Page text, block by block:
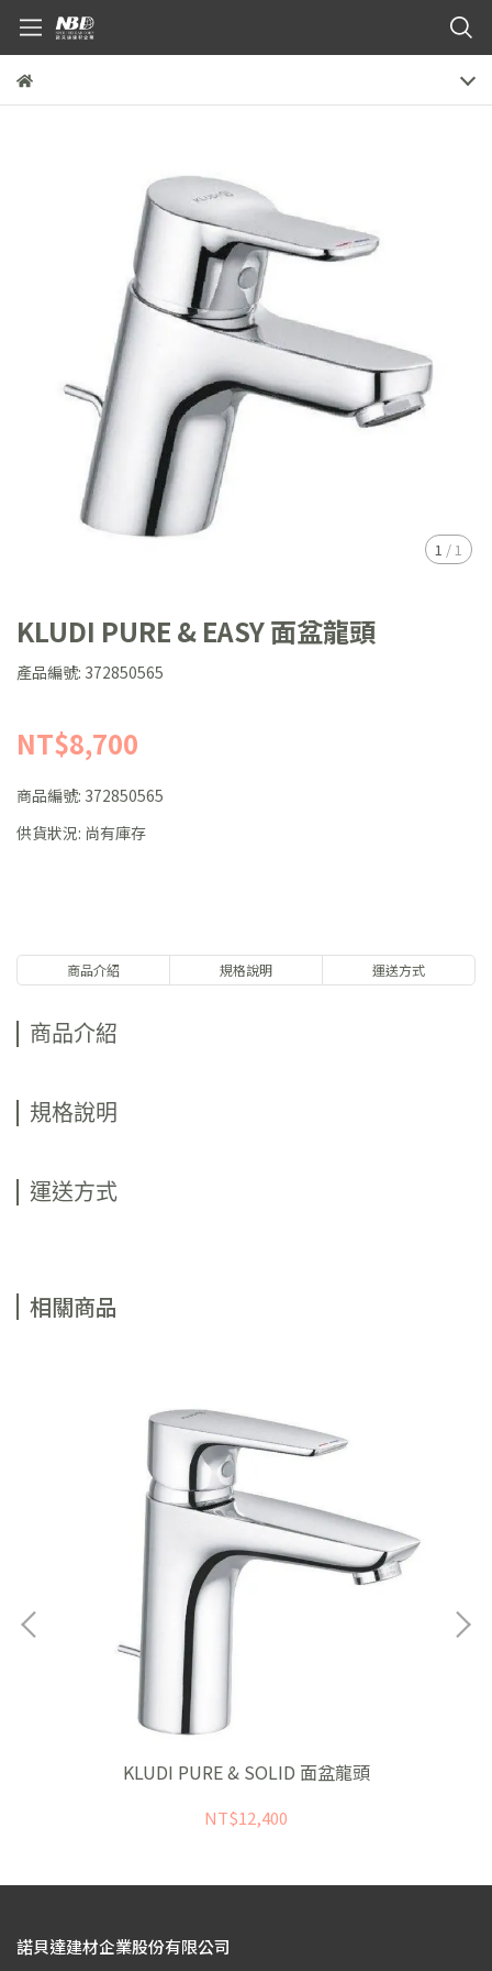
1 / 1
KLUDI PURE & EASY 面盆龍頭
產品編號: 372850565
NT$8,700
商品編號: 372850565
供貨狀況: 尚有庫存
商品介紹 規格說明 運送方式
商品介紹
規格說明
運送方式
相關商品
KLUDI PURE & SOLID 面盆龍頭
NT$12,400
諾貝達建材企業股份有限公司